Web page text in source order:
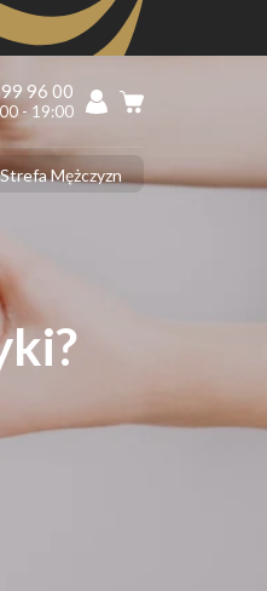
96 00
- 19:00
mogłaś nie
po kroku
i wysmuklenia
Strefa Mężczyzn